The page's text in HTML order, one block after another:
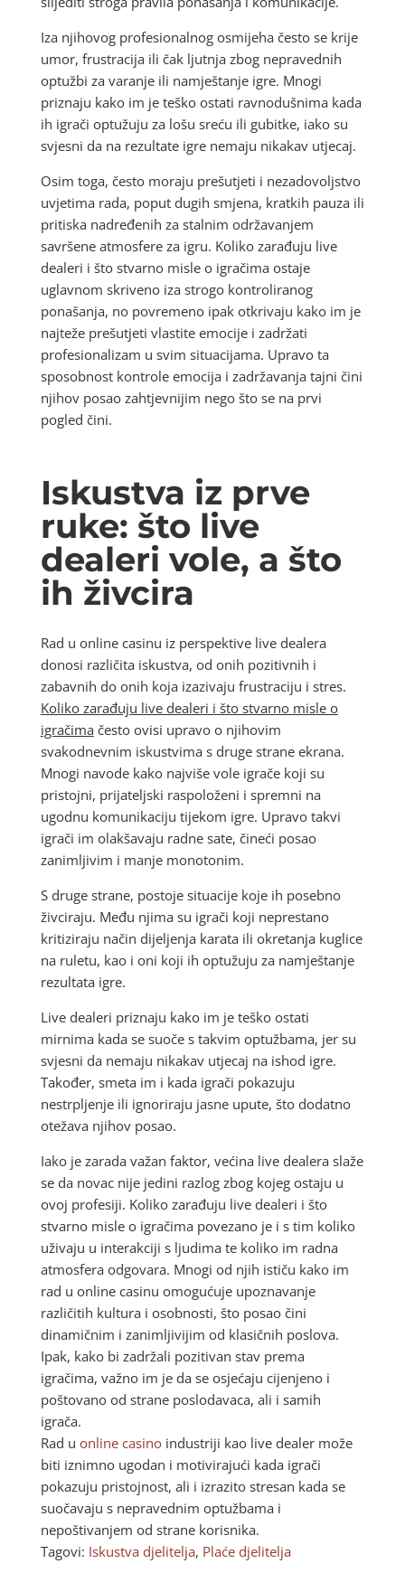
Iza njihovog profesionalnog osmijeha često se krije
umor, frustracija ili čak ljutnja zbog nepravednih
optužbi za varanje ili namještanje igre. Mnogi
priznaju kako im je teško ostati ravnodušnima kada
ih igrači optužuju za lošu sreću ili gubitke, iako su
svjesni da na rezultate igre nemaju nikakav utjecaj.
Osim toga, često moraju prešutjeti i nezadovoljstvo
uvjetima rada, poput dugih smjena, kratkih pauza ili
pritiska nadređenih za stalnim održavanjem
savršene atmosfere za igru. Koliko zarađuju live
dealeri i što stvarno misle o igračima ostaje
uglavnom skriveno iza strogo kontroliranog
ponašanja, no povremeno ipak otkrivaju kako im je
najteže prešutjeti vlastite emocije i zadržati
profesionalizam u svim situacijama. Upravo ta
sposobnost kontrole emocija i zadržavanja tajni čini
njihov posao zahtjevnijim nego što se na prvi
pogled čini.
Iskustva iz prve
ruke: što live
dealeri vole, a što
ih živcira
Rad u online casinu iz perspektive live dealera
donosi različita iskustva, od onih pozitivnih i
zabavnih do onih koja izazivaju frustraciju i stres.
Koliko zarađuju live dealeri i što stvarno misle o
igračima često ovisi upravo o njihovim
svakodnevnim iskustvima s druge strane ekrana.
Mnogi navode kako najviše vole igrače koji su
pristojni, prijateljski raspoloženi i spremni na
ugodnu komunikaciju tijekom igre. Upravo takvi
igrači im olakšavaju radne sate, čineći posao
zanimljivim i manje monotonim.
S druge strane, postoje situacije koje ih posebno
živciraju. Među njima su igrači koji neprestano
kritiziraju način dijeljenja karata ili okretanja kuglice
na ruletu, kao i oni koji ih optužuju za namještanje
rezultata igre.
Live dealeri priznaju kako im je teško ostati
mirnima kada se suoče s takvim optužbama, jer su
svjesni da nemaju nikakav utjecaj na ishod igre.
Također, smeta im i kada igrači pokazuju
nestrpljenje ili ignoriraju jasne upute, što dodatno
otežava njihov posao.
Iako je zarada važan faktor, većina live dealera slaže
se da novac nije jedini razlog zbog kojeg ostaju u
ovoj profesiji. Koliko zarađuju live dealeri i što
stvarno misle o igračima povezano je i s tim koliko
uživaju u interakciji s ljudima te koliko im radna
atmosfera odgovara. Mnogi od njih ističu kako im
rad u online casinu omogućuje upoznavanje
različitih kultura i osobnosti, što posao čini
dinamičnim i zanimljivijim od klasičnih poslova.
Ipak, kako bi zadržali pozitivan stav prema
igračima, važno im je da se osjećaju cijenjeno i
poštovano od strane poslodavaca, ali i samih
igrača.
Rad u online casinoindustriji kao live dealer može
biti iznimno ugodan i motivirajući kada igrači
pokazuju pristojnost, ali i izrazito stresan kada se
suočavaju s nepravednim optužbama i
nepoštivanjem od strane korisnika.
Tagovi: Iskustva djelitelja, Plaće djelitelja